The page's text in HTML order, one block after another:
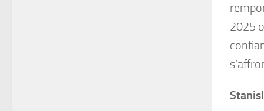
2025